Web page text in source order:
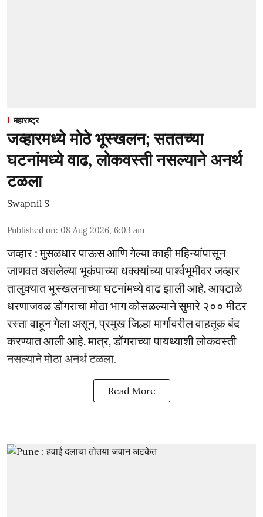
महाराष्ट्र
जव्हारमध्ये मोठे भूस्खलन; सततच्या
घटनांमध्ये वाढ, लोकवस्ती नसल्याने अनर्थ
टळला
Swapnil S
Published on: 08 Aug 2026, 6:03 am
जव्हार : मुसळधार पाऊस आणि गेल्या काही महिन्यांपासून
जाणवत असलेल्या भूकंपाच्या धक्क्यांच्या पार्श्वभूमीवर जव्हार
तालुक्यात भूस्खलनाच्या घटनांमध्ये वाढ झाली आहे. आपटाळे
धरणाजवळ डोंगराचा मोठा भाग कोसळल्याने सुमारे २०० मीटर
रस्ता वाहून गेला असून, प्रमुख जिल्हा मार्गावरील वाहतूक बंद
करण्यात आली आहे. मात्र, डोंगराच्या पायथ्याशी लोकवस्ती
नसल्याने मोठा अनर्थ टळला.
Read More